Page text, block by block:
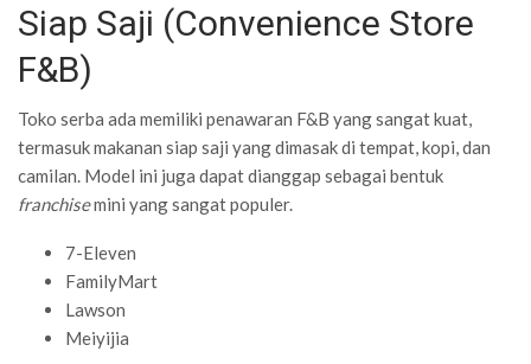
Siap Saji (Convenience Store
F&B)
Toko serba ada memiliki penawaran F&B yang sangat kuat,
termasuk makanan siap saji yang dimasak di tempat, kopi, dan
camilan. Model ini juga dapat dianggap sebagai bentuk
franchisemini yang sangat populer.
7-Eleven
FamilyMart
Lawson
Meiyijia